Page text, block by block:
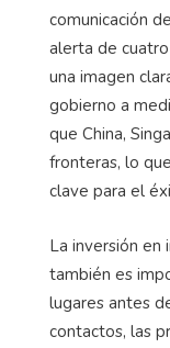
comunicación
alerta de
una imagen
gobierno a
que China,
fronteras, lo
clave para el
La inversión en
también es
lugares antes
contactos, las